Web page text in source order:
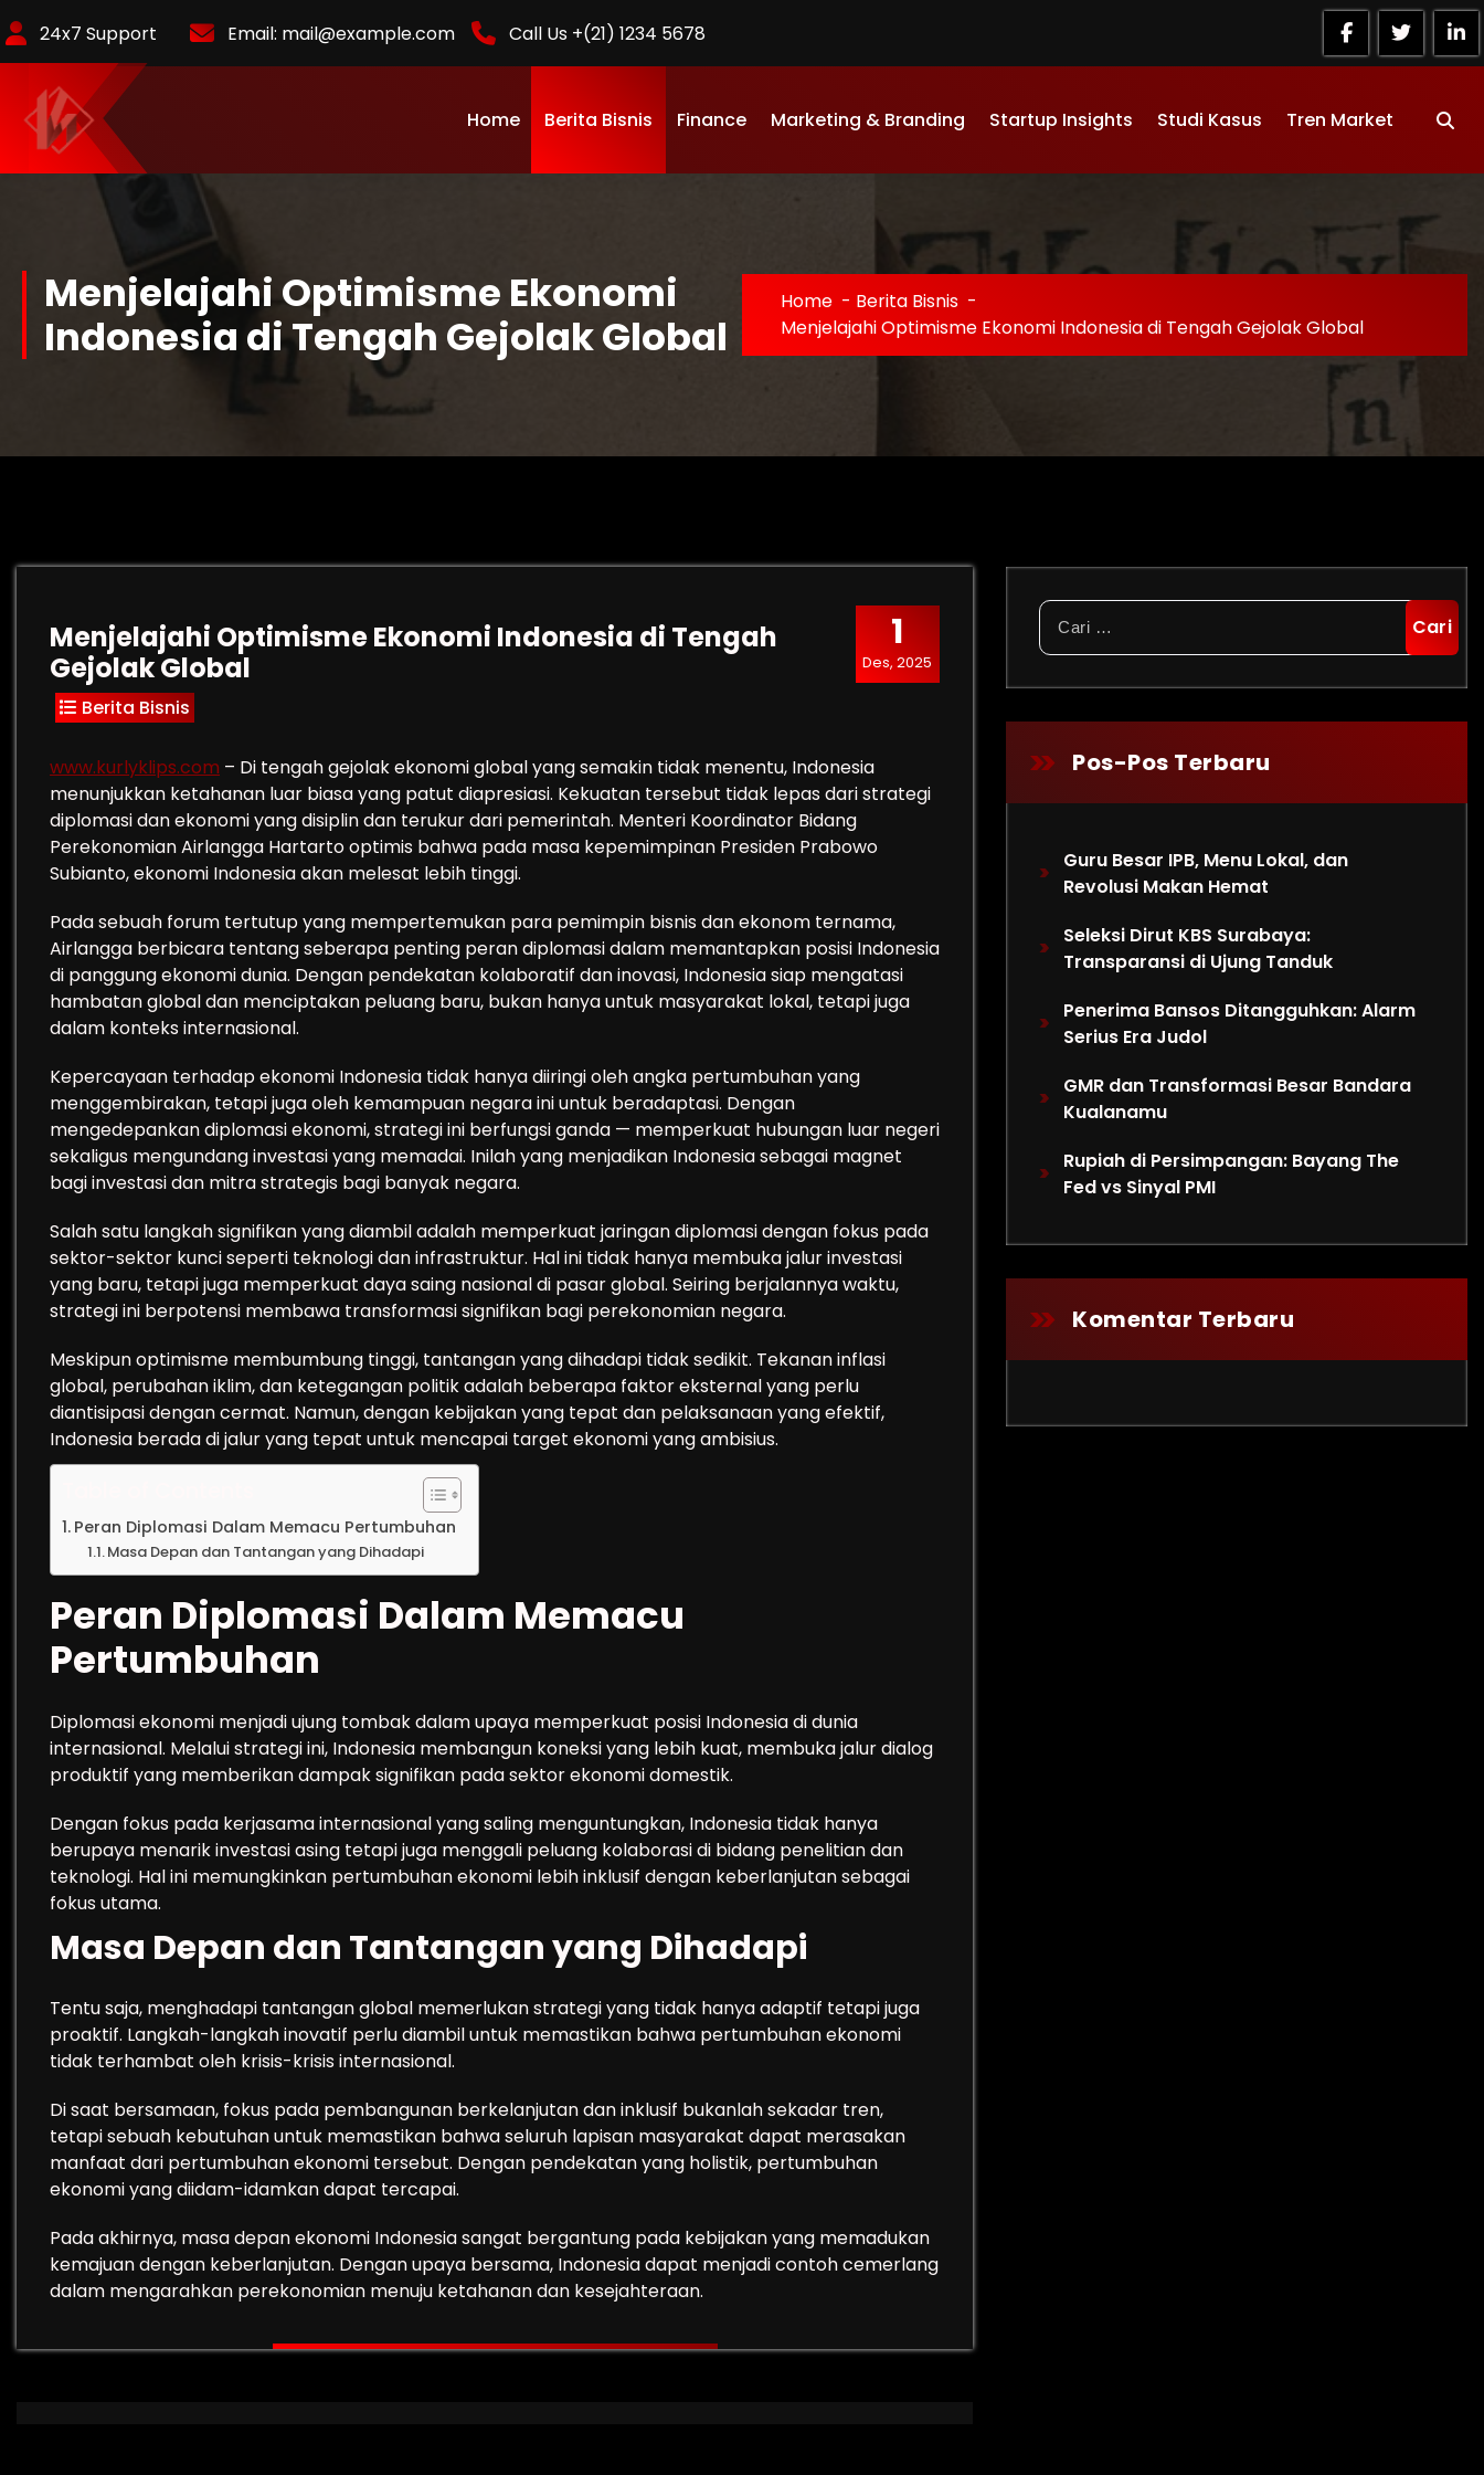
to
Content
24x7 Support Email: mail@example.com Call Us +(21) 1234 5678
KurlyKlips menyajikan informasi bisnis terbaru, strategi usaha,
hingga analisis tren pasar yang relevan.
Home Berita Bisnis Finance Marketing & Branding Startup Insights Studi Kasus Tren Market
Menjelajahi Optimisme Ekonomi
Indonesia di Tengah Gejolak Global
Home - Berita Bisnis -
Menjelajahi Optimisme Ekonomi Indonesia di Tengah Gejolak Global
1
Des, 2025
Menjelajahi Optimisme Ekonomi Indonesia di Tengah
Gejolak Global
Berita Bisnis
www.kurlyklips.com – Di tengah gejolak ekonomi global yang semakin tidak menentu, Indonesia
menunjukkan ketahanan luar biasa yang patut diapresiasi. Kekuatan tersebut tidak lepas dari strategi
diplomasi dan ekonomi yang disiplin dan terukur dari pemerintah. Menteri Koordinator Bidang
Perekonomian Airlangga Hartarto optimis bahwa pada masa kepemimpinan Presiden Prabowo
Subianto, ekonomi Indonesia akan melesat lebih tinggi.
Pada sebuah forum tertutup yang mempertemukan para pemimpin bisnis dan ekonom ternama,
Airlangga berbicara tentang seberapa penting peran diplomasi dalam memantapkan posisi Indonesia
di panggung ekonomi dunia. Dengan pendekatan kolaboratif dan inovasi, Indonesia siap mengatasi
hambatan global dan menciptakan peluang baru, bukan hanya untuk masyarakat lokal, tetapi juga
dalam konteks internasional.
Kepercayaan terhadap ekonomi Indonesia tidak hanya diiringi oleh angka pertumbuhan yang
menggembirakan, tetapi juga oleh kemampuan negara ini untuk beradaptasi. Dengan
mengedepankan diplomasi ekonomi, strategi ini berfungsi ganda — memperkuat hubungan luar negeri
sekaligus mengundang investasi yang memadai. Inilah yang menjadikan Indonesia sebagai magnet
bagi investasi dan mitra strategis bagi banyak negara.
Salah satu langkah signifikan yang diambil adalah memperkuat jaringan diplomasi dengan fokus pada
sektor-sektor kunci seperti teknologi dan infrastruktur. Hal ini tidak hanya membuka jalur investasi
yang baru, tetapi juga memperkuat daya saing nasional di pasar global. Seiring berjalannya waktu,
strategi ini berpotensi membawa transformasi signifikan bagi perekonomian negara.
Meskipun optimisme membumbung tinggi, tantangan yang dihadapi tidak sedikit. Tekanan inflasi
global, perubahan iklim, dan ketegangan politik adalah beberapa faktor eksternal yang perlu
diantisipasi dengan cermat. Namun, dengan kebijakan yang tepat dan pelaksanaan yang efektif,
Indonesia berada di jalur yang tepat untuk mencapai target ekonomi yang ambisius.
Peran Diplomasi Dalam Memacu Pertumbuhan
Masa Depan dan Tantangan yang Dihadapi
Peran Diplomasi Dalam Memacu
Pertumbuhan
Diplomasi ekonomi menjadi ujung tombak dalam upaya memperkuat posisi Indonesia di dunia
internasional. Melalui strategi ini, Indonesia membangun koneksi yang lebih kuat, membuka jalur dialog
produktif yang memberikan dampak signifikan pada sektor ekonomi domestik.
Dengan fokus pada kerjasama internasional yang saling menguntungkan, Indonesia tidak hanya
berupaya menarik investasi asing tetapi juga menggali peluang kolaborasi di bidang penelitian dan
teknologi. Hal ini memungkinkan pertumbuhan ekonomi lebih inklusif dengan keberlanjutan sebagai
fokus utama.
Masa Depan dan Tantangan yang Dihadapi
Tentu saja, menghadapi tantangan global memerlukan strategi yang tidak hanya adaptif tetapi juga
proaktif. Langkah-langkah inovatif perlu diambil untuk memastikan bahwa pertumbuhan ekonomi
tidak terhambat oleh krisis-krisis internasional.
Di saat bersamaan, fokus pada pembangunan berkelanjutan dan inklusif bukanlah sekadar tren,
tetapi sebuah kebutuhan untuk memastikan bahwa seluruh lapisan masyarakat dapat merasakan
manfaat dari pertumbuhan ekonomi tersebut. Dengan pendekatan yang holistik, pertumbuhan
ekonomi yang diidam-idamkan dapat tercapai.
Pada akhirnya, masa depan ekonomi Indonesia sangat bergantung pada kebijakan yang memadukan
kemajuan dengan keberlanjutan. Dengan upaya bersama, Indonesia dapat menjadi contoh cemerlang
dalam mengarahkan perekonomian menuju ketahanan dan kesejahteraan.
Cari
untuk:
Pos-Pos Terbaru
Guru Besar IPB, Menu Lokal, dan
Revolusi Makan Hemat
Seleksi Dirut KBS Surabaya:
Transparansi di Ujung Tanduk
Penerima Bansos Ditangguhkan: Alarm
Serius Era Judol
GMR dan Transformasi Besar Bandara
Kualanamu
Rupiah di Persimpangan: Bayang The
Fed vs Sinyal PMI
Komentar Terbaru